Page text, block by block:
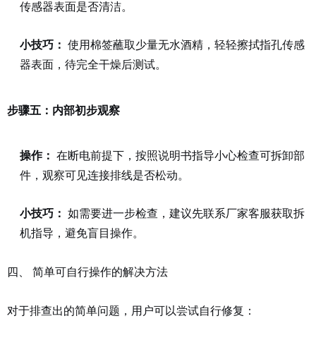
传感器表面是否清洁。
小技巧： 使用棉签蘸取少量无水酒精，轻轻擦拭指孔传感
器表面，待完全干燥后测试。
步骤五：内部初步观察
操作： 在断电前提下，按照说明书指导小心检查可拆卸部
件，观察可见连接排线是否松动。
小技巧： 如需要进一步检查，建议先联系厂家客服获取拆
机指导，避免盲目操作。
四、 简单可自行操作的解决方法
对于排查出的简单问题，用户可以尝试自行修复：